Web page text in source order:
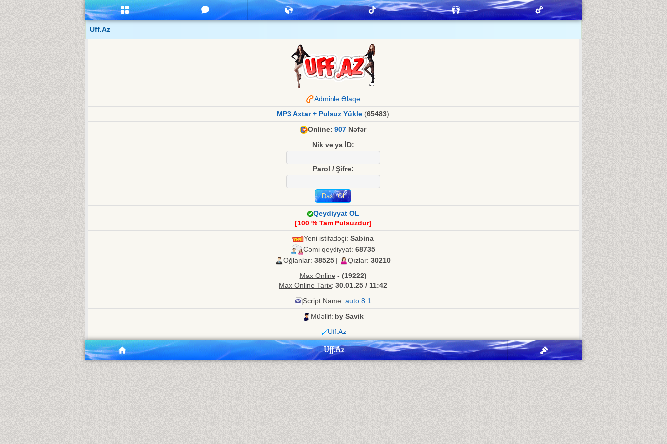
Uff.Az
Adminlə Əlaqə
MP3 Axtar + Pulsuz Yüklə (65483)
Online: 907 Nəfər
Nik və ya İD:
Parol / Şifrə:
Qeydiyyat OL
[100 % Tam Pulsuzdur]
Yeni istifadəçi: Sabina
Cəmi qeydiyyat: 68735
Oğlanlar: 38525 Qızlar: 30210
Max Online - (19222)
Max Online Tarix: 30.01.25 / 11:42
Script Name: auto 8.1
Müəllif: by Savik
Uff.Az
Uff.Az